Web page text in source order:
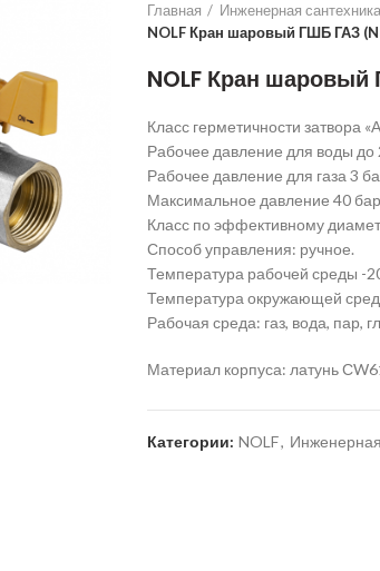
Главная
Инженерная сантехника
NOLF Кран шаровый ГШБ ГАЗ
NOLF Кран
Класс герметичности затвора
Рабочее давление для воды до
Рабочее давление для газа 3
Максимальное давление 40 бар
Класс по эффективному
Способ управления: ручное.
Температура рабочей среды -
Температура окружающей
Рабочая среда: газ, вода, пар,
Материал корпуса: латунь
Категории: NOLF,